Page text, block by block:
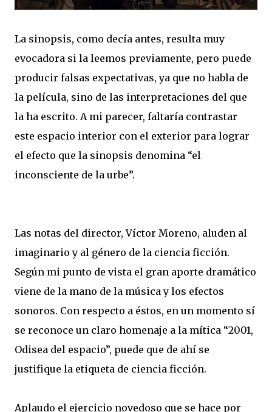
La sinopsis, como decía antes, resulta muy
evocadora si la leemos previamente, pero puede
producir falsas expectativas, ya que no habla de
la película, sino de las interpretaciones del que
la ha escrito. A mi parecer, faltaría contrastar
este espacio interior con el exterior para lograr
el efecto que la sinopsis denomina “el
inconsciente de la urbe”.
Las notas del director, Víctor Moreno, aluden al
imaginario y al género de la ciencia ficción.
Según mi punto de vista el gran aporte dramático
viene de la mano de la música y los efectos
sonoros. Con respecto a éstos, en un momento sí
se reconoce un claro homenaje a la mítica “2001,
Odisea del espacio”, puede que de ahí se
justifique la etiqueta de ciencia ficción.
Aplaudo el ejercicio novedoso que se hace por